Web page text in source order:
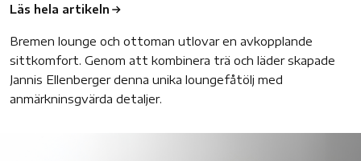
Läs hela artikeln
Bremen lounge och ottoman utlovar en avkopplande
sittkomfort. Genom att kombinera trä och läder skapade
Jannis Ellenberger denna unika loungefåtölj med
anmärkninsgvärda detaljer.